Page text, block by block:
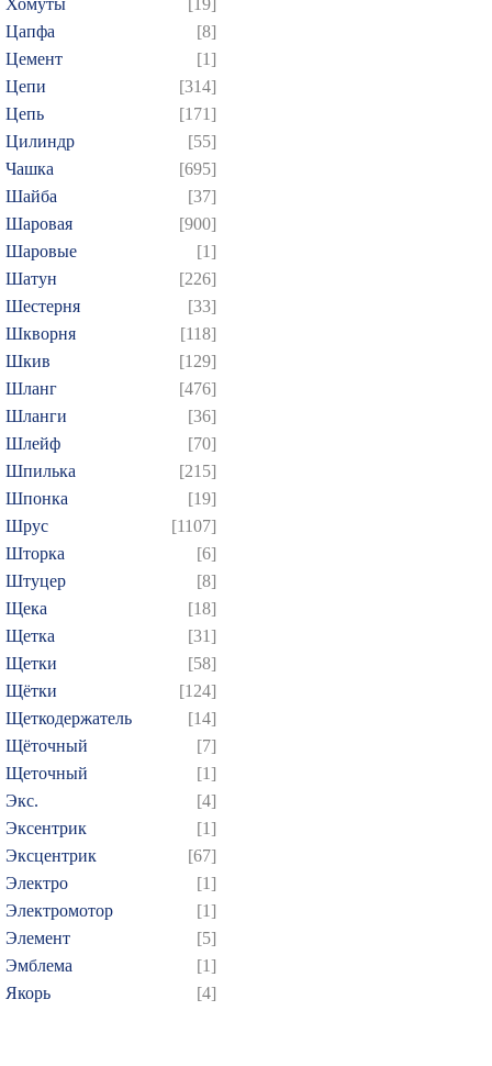
Хомуты
[19]
Цапфа
[8]
Цемент
[1]
Цепи
[314]
Цепь
[171]
Цилиндр
[55]
Чашка
[695]
Шайба
[37]
Шаровая
[900]
Шаровые
[1]
Шатун
[226]
Шестерня
[33]
Шкворня
[118]
Шкив
[129]
Шланг
[476]
Шланги
[36]
Шлейф
[70]
Шпилька
[215]
Шпонка
[19]
Шрус
[1107]
Шторка
[6]
Штуцер
[8]
Щека
[18]
Щетка
[31]
Щетки
[58]
Щётки
[124]
Щеткодержатель
[14]
Щёточный
[7]
Щеточный
[1]
Экс.
[4]
Эксентрик
[1]
Эксцентрик
[67]
Электро
[1]
Электромотор
[1]
Элемент
[5]
Эмблема
[1]
Якорь
[4]